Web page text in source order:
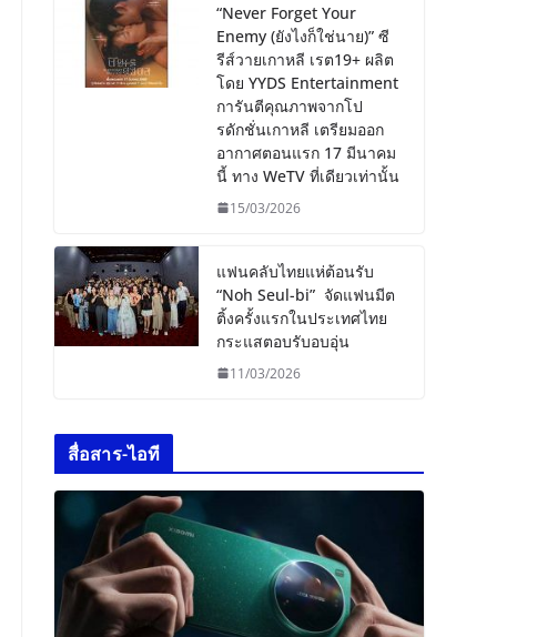
“Never Forget Your
Enemy (ยังไงก็ใช่นาย)” ซี
รีส์วายเกาหลี เรต19+ ผลิต
โดย YYDS Entertainment
การันตีคุณภาพจากโป
รดักชั่นเกาหลี เตรียมออก
อากาศตอนแรก 17 มีนาคม
นี้ ทาง WeTV ที่เดียวเท่านั้น
15/03/2026
แฟนคลับไทยแห่ต้อนรับ
“Noh Seul-bi” จัดแฟนมีต
ติ้งครั้งแรกในประเทศไทย
กระแสตอบรับอบอุ่น
11/03/2026
สื่อสาร-ไอที